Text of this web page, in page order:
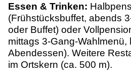
Essen & Trinken:
(Frühstücksbuffet, abends
oder Buffet) oder
mittags 3-Gang-Wahlmenü,
Abendessen). Weitere
im Ortskern (ca. 500 m).